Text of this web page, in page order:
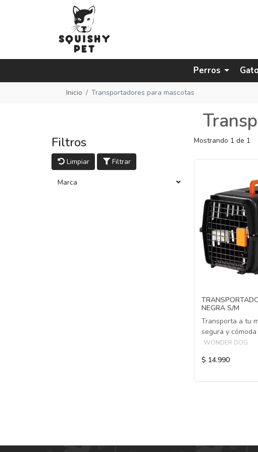
Perros
Inicio Transportadores para mascotas
Filtros
Limpiar Filtrar
Marca
Mostrando 1 de 1
NEGRA S/M
Transporta a tu
segura y cómoda
WONDER DOG
$ 14.990